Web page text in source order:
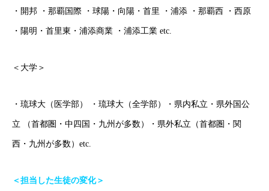
学年別コース紹介
・開邦 ・那覇国際 ・球陽・向陽・首里 ・浦添 ・那覇西 ・西原
・陽明・首里東・浦添商業 ・浦添工業 etc.
＜大学＞
・琉球大（医学部） ・琉球大（全学部）・県内私立・県外国公
立 （首都圏・中四国・九州が多数）・県外私立（首都圏・関
西・九州が多数）etc.
＜担当した生徒の変化＞